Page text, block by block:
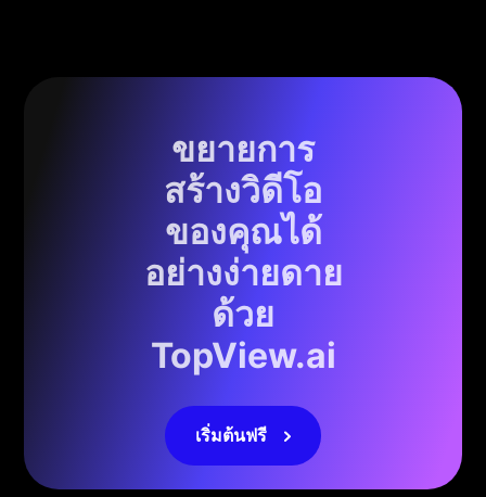
ขยายการ
สร้างวิดีโอ
ของคุณได้
อย่างง่ายดาย
ด้วย
TopView.ai
เริ่มต้นฟรี